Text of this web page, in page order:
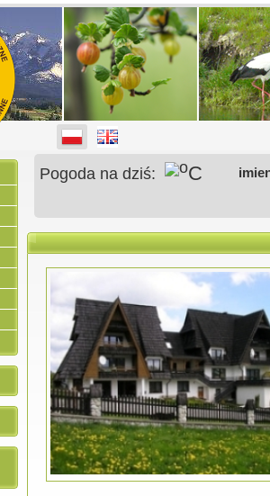
Pogoda na dziś: oC